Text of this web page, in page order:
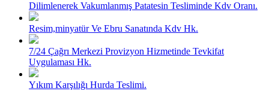
Dilimlenerek Vakumlanmış Patatesin Tesliminde Kdv Oranı.
Resim,minyatür Ve Ebru Sanatında Kdv Hk.
7/24 Çağrı Merkezi Provizyon Hizmetinde Tevkifat
Uygulaması Hk.
Yıkım Karşılığı Hurda Teslimi.